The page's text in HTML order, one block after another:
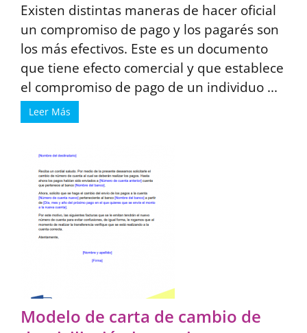
Existen distintas maneras de hacer oficial
un compromiso de pago y los pagarés son
los más efectivos. Este es un documento
que tiene efecto comercial y que establece
el compromiso de pago de un individuo ...
Leer Más
Modelo de carta de cambio de